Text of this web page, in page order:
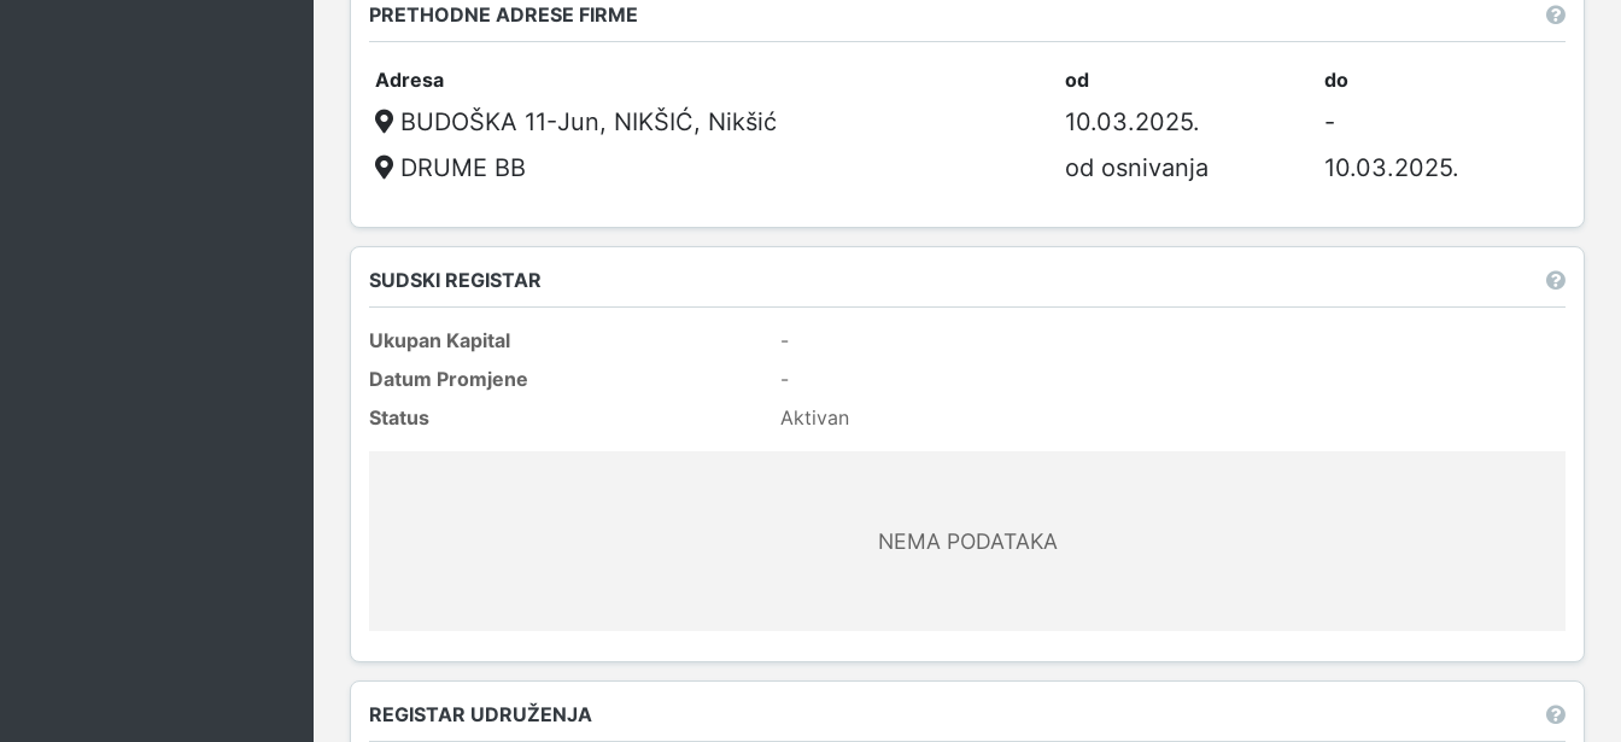
PRETHODNE ADRESE FIRME
Adresa od do
BUDOŠKA 11-Jun, NIKŠIĆ, Nikšić 10.03.2025.
-
DRUME BB
od osnivanja 10.03.2025.
SUDSKI REGISTAR
Ukupan Kapital
-
Datum Promjene
-
Status
Aktivan
NEMA PODATAKA
REGISTAR UDRUŽENJA